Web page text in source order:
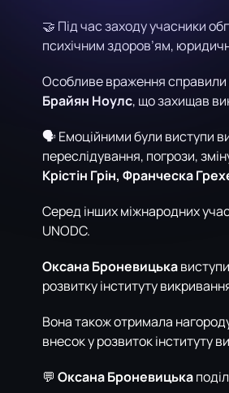
🤝 Під час заходу учасники
психічним здоров’ям,
Особливе враження справили
Брайян Ноулс, що захищав
🗣️ Емоційними були виступи
переслідування, погрози,
Крістін Грін, Франческа
Серед інших міжнародних
UNODC.
Оксана Броневицька
розвитку інституту
Вона також отримала
внесок у розвиток інституту
💬 Оксана Броневицька